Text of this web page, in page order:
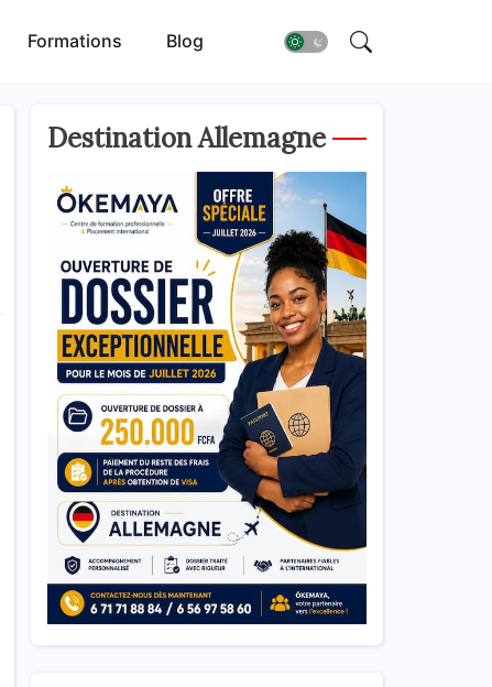
Formations Blog
Destination Allemagne